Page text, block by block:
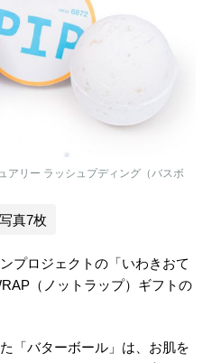
アリー ラッシュプディング（バスボ
写真7枚
プロジェクトの「いわきおて
（ノットラップ）ギフトの
「バターボール」は、お肌を